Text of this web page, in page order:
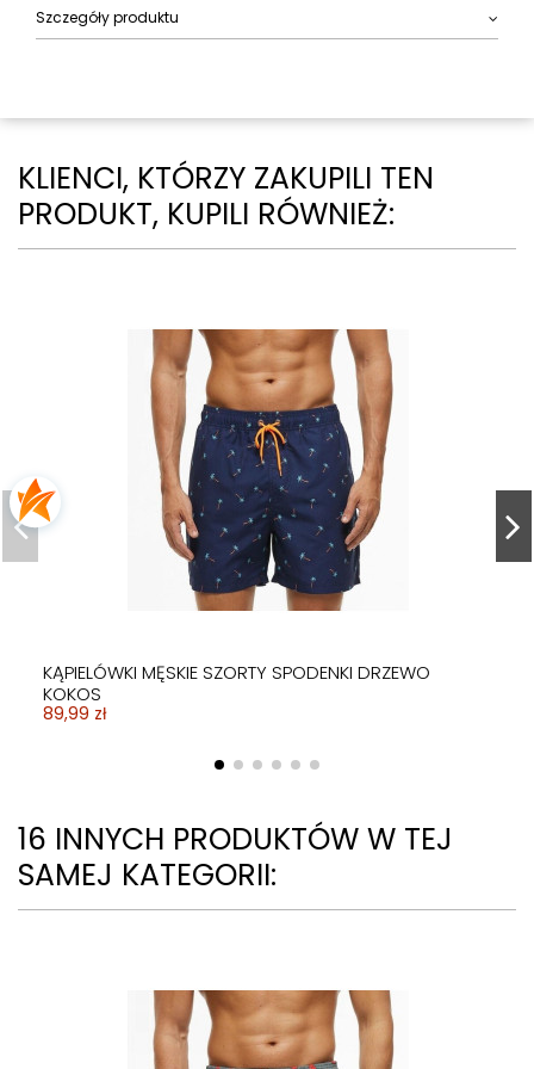
Szczegóły produktu
KLIENCI, KTÓRZY ZAKUPILI TEN
PRODUKT, KUPILI RÓWNIEŻ:
KĄPIELÓWKI MĘSKIE SZORTY SPODENKI DRZEWO
KOKOS
89,99 zł
16 INNYCH PRODUKTÓW W TEJ
SAMEJ KATEGORII: